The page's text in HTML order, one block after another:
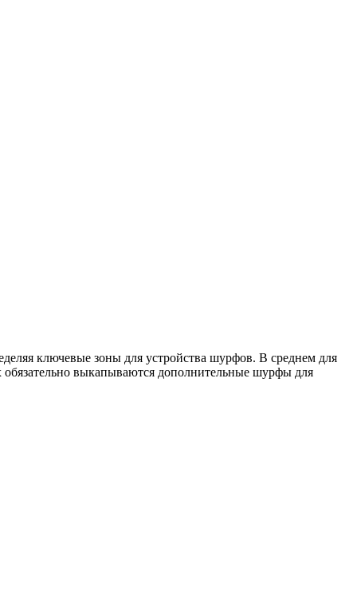
ключевые зоны для устройства шурфов. В среднем для
обязательно выкапываются дополнительные шурфы для